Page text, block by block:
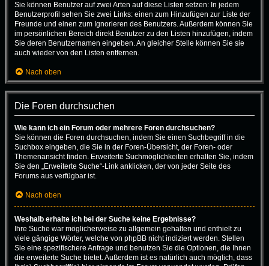
Sie können Benutzer auf zwei Arten auf diese Listen setzen: In jedem
Benutzerprofil sehen Sie zwei Links: einen zum Hinzufügen zur Liste der
Freunde und einen zum Ignorieren des Benutzers. Außerdem können Sie
im persönlichen Bereich direkt Benutzer zu den Listen hinzufügen, indem
Sie deren Benutzernamen eingeben. An gleicher Stelle können Sie sie
auch wieder von den Listen entfernen.
Nach oben
Die Foren durchsuchen
Wie kann ich ein Forum oder mehrere Foren durchsuchen?
Sie können die Foren durchsuchen, indem Sie einen Suchbegriff in die
Suchbox eingeben, die Sie in der Foren-Übersicht, der Foren- oder
Themenansicht finden. Erweiterte Suchmöglichkeiten erhalten Sie, indem
Sie den „Erweiterte Suche“-Link anklicken, der von jeder Seite des
Forums aus verfügbar ist.
Nach oben
Weshalb erhalte ich bei der Suche keine Ergebnisse?
Ihre Suche war möglicherweise zu allgemein gehalten und enthielt zu
viele gängige Wörter, welche von phpBB nicht indiziert werden. Stellen
Sie eine spezifischere Anfrage und benutzen Sie die Optionen, die Ihnen
die erweiterte Suche bietet. Außerdem ist es natürlich auch möglich, dass